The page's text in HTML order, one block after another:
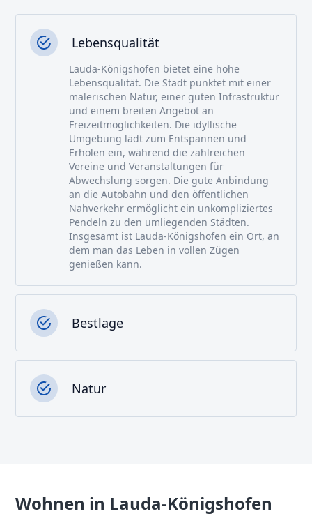
Lebensqualität
Lauda-Königshofen bietet eine hohe
Lebensqualität. Die Stadt punktet mit einer
malerischen Natur, einer guten Infrastruktur
und einem breiten Angebot an
Freizeitmöglichkeiten. Die idyllische
Umgebung lädt zum Entspannen und
Erholen ein, während die zahlreichen
Vereine und Veranstaltungen für
Abwechslung sorgen. Die gute Anbindung
an die Autobahn und den öffentlichen
Nahverkehr ermöglicht ein unkompliziertes
Pendeln zu den umliegenden Städten.
Insgesamt ist Lauda-Königshofen ein Ort, an
dem man das Leben in vollen Zügen
genießen kann.
Bestlage
Natur
Wohnen in Lauda-Königshofen